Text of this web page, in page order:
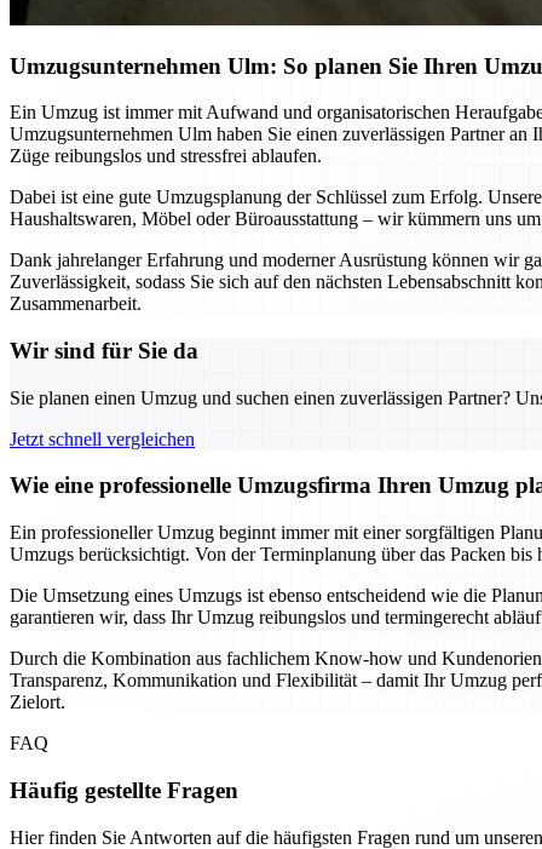
Umzugsunternehmen Ulm: So planen Sie Ihren
Ein Umzug ist immer mit Aufwand und organisatorischen
Umzugsunternehmen Ulm haben Sie einen zuverlässigen Partner
Züge reibungslos und stressfrei ablaufen.
Dabei ist eine gute Umzugsplanung der Schlüssel zum Erfolg.
Haushaltswaren, Möbel oder Büroausstattung – wir kümmern uns
Dank jahrelanger Erfahrung und moderner Ausrüstung können wir
Zuverlässigkeit, sodass Sie sich auf den nächsten Lebensabschnitt
Zusammenarbeit.
Wir sind für Sie da
Sie planen einen Umzug und suchen einen zuverlässigen Partner?
Jetzt schnell vergleichen
Wie eine professionelle Umzugsfirma Ihren Umzug
Ein professioneller Umzug beginnt immer mit einer sorgfältigen
Umzugs berücksichtigt. Von der Terminplanung über das Packen
Die Umsetzung eines Umzugs ist ebenso entscheidend wie die
garantieren wir, dass Ihr Umzug reibungslos und termingerecht
Durch die Kombination aus fachlichem Know-how und
Transparenz, Kommunikation und Flexibilität – damit Ihr Umzug
Zielort.
FAQ
Häufig gestellte Fragen
Hier finden Sie Antworten auf die häufigsten Fragen rund um